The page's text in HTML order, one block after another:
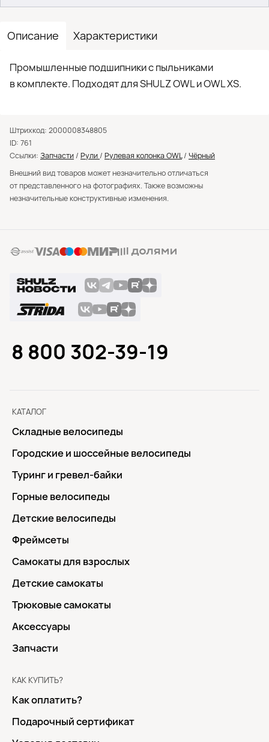
Описание Характеристики
Промышленные подшипники с пыльниками
в комплекте. Подходят для SHULZ OWL и OWL XS.
Штрихкод: 2000008348805
ID: 761
Ссылки: Запчасти / Рули / Рулевая колонка OWL/ Чёрный
Внешний вид товаров может незначительно отличаться
от представленного на фотографиях. Также возможны
незначительные конструктивные изменения.
КАТАЛОГ
Складные велосипеды
Городские и шоссейные велосипеды
Туринг и гревел-байки
Горные велосипеды
Детские велосипеды
Фреймсеты
Самокаты для взрослых
Детские самокаты
Трюковые самокаты
Аксессуары
Запчасти
КАК КУПИТЬ?
Как оплатить?
Подарочный сертификат
8 800 302-39-19